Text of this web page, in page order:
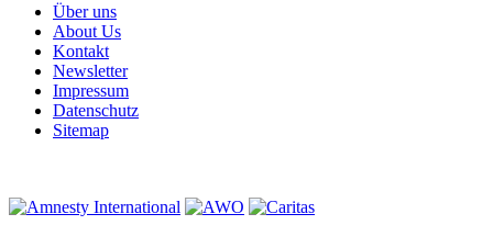
Über uns
About Us
Kontakt
Newsletter
Impressum
Datenschutz
Sitemap